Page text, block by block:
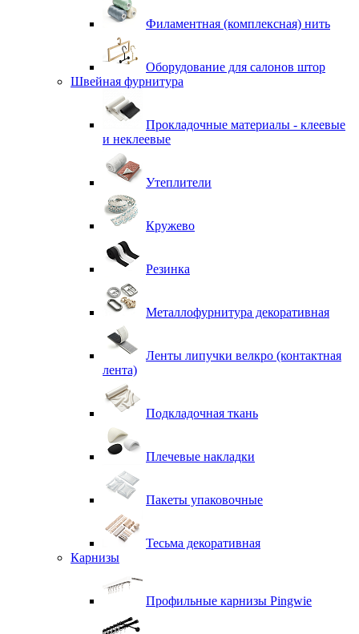
Филаментная (комплексная) нить
Оборудование для салонов штор
Швейная фурнитура
Прокладочные материалы - клеевые
и неклеевые
Утеплители
Кружево
Резинка
Металлофурнитура декоративная
Ленты липучки велкро (контактная
лента)
Подкладочная ткань
Плечевые накладки
Пакеты упаковочные
Тесьма декоративная
Карнизы
Профильные карнизы Pingwie